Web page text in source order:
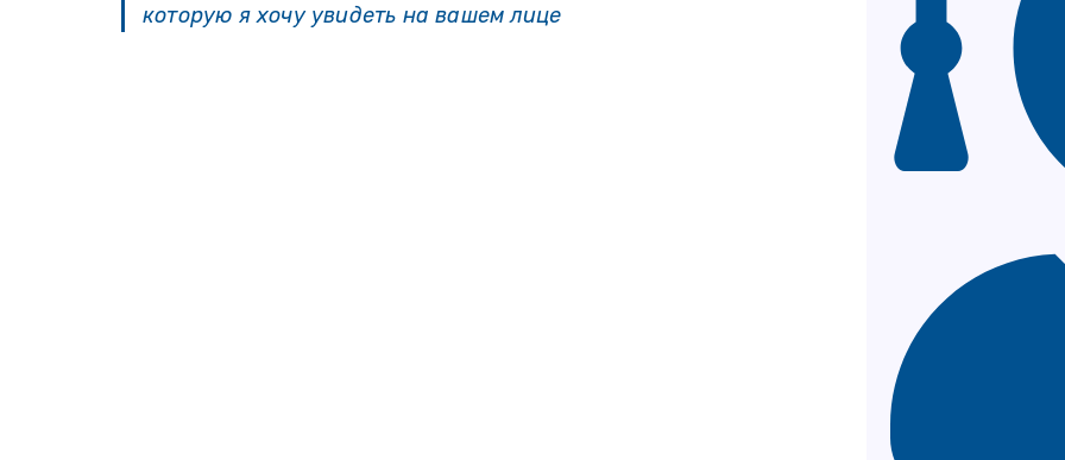
которую я хочу увидеть на вашем лице